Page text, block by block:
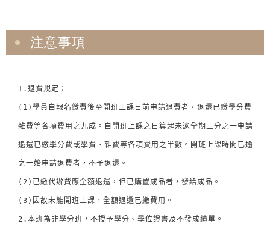
注意事項
1.退費規定：
(1)學員自報名繳費後至開班上課日前申請退費者，退還已繳學分費或學
雜費等各項費用之九成。自開班上課之日算起未逾全期三分之一申請退
退還已繳學分費或學費、雜費等各項費用之半數。開班上課時間已逾全
之一始申請退費者，不予退還。
(2)已繳代辦費應全額退還，但已購置成品者，發給成品。
(3)因故未能開班上課，全額退還已繳費用。
2.本班為非學分班，不授予學分、學位證書及不發成績單。